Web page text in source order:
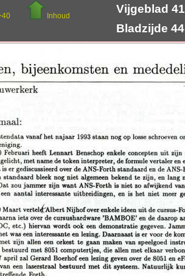
Inhoud
Vijgeblad 41
Bladzijde 44